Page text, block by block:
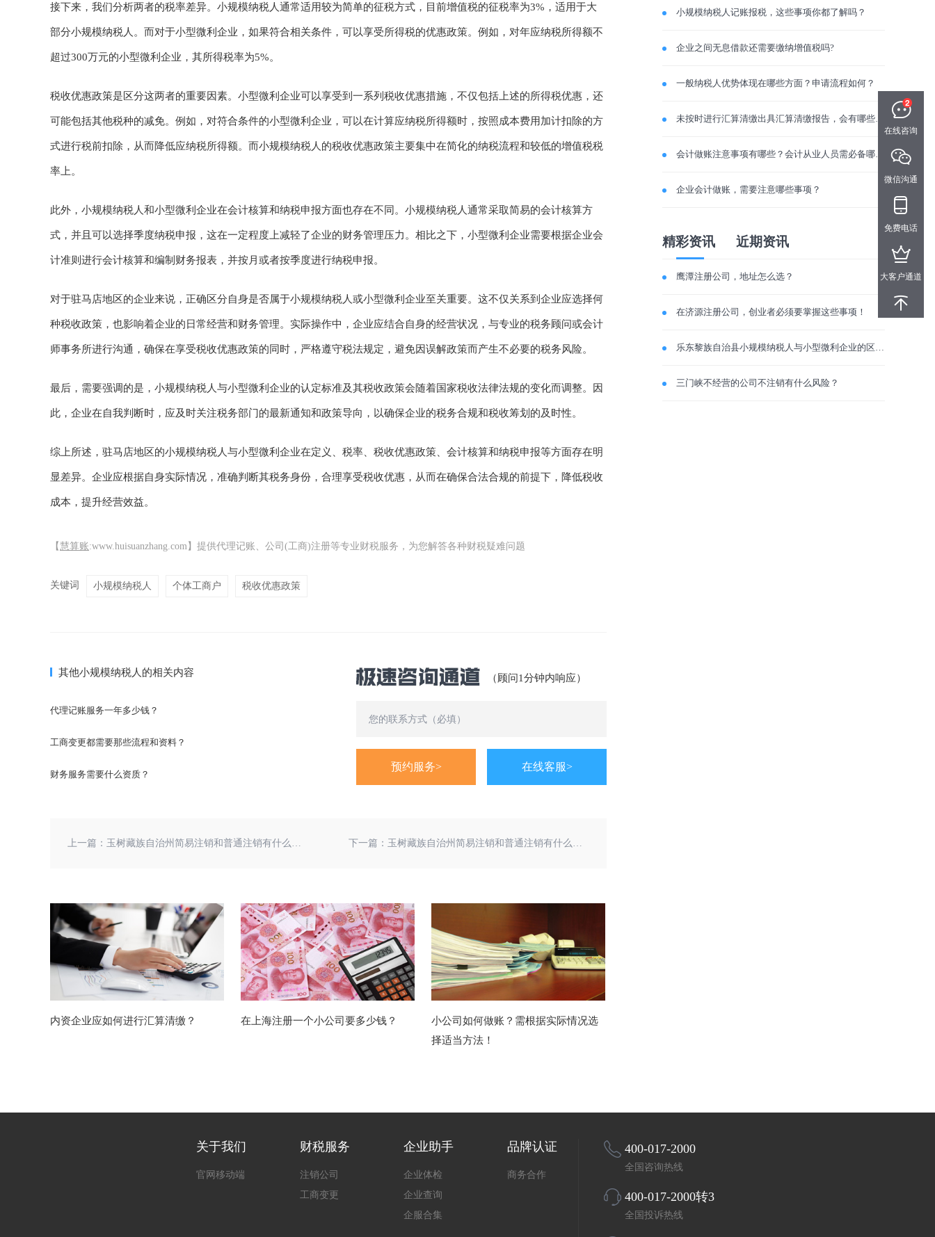
接下来，我们分析两者的税率差异。小规模纳税人通常适用较为简单的征税方式，目前增值税的征税率为3%，适用于大
部分小规模纳税人。而对于小型微利企业，如果符合相关条件，可以享受所得税的优惠政策。例如，对年应纳税所得额不
超过300万元的小型微利企业，其所得税率为5%。
税收优惠政策是区分这两者的重要因素。小型微利企业可以享受到一系列税收优惠措施，不仅包括上述的所得税优惠，还
可能包括其他税种的减免。例如，对符合条件的小型微利企业，可以在计算应纳税所得额时，按照成本费用加计扣除的方
式进行税前扣除，从而降低应纳税所得额。而小规模纳税人的税收优惠政策主要集中在简化的纳税流程和较低的增值税税
率上。
此外，小规模纳税人和小型微利企业在会计核算和纳税申报方面也存在不同。小规模纳税人通常采取简易的会计核算方
式，并且可以选择季度纳税申报，这在一定程度上减轻了企业的财务管理压力。相比之下，小型微利企业需要根据企业会
计准则进行会计核算和编制财务报表，并按月或者按季度进行纳税申报。
对于驻马店地区的企业来说，正确区分自身是否属于小规模纳税人或小型微利企业至关重要。这不仅关系到企业应选择何
种税收政策，也影响着企业的日常经营和财务管理。实际操作中，企业应结合自身的经营状况，与专业的税务顾问或会计
师事务所进行沟通，确保在享受税收优惠政策的同时，严格遵守税法规定，避免因误解政策而产生不必要的税务风险。
最后，需要强调的是，小规模纳税人与小型微利企业的认定标准及其税收政策会随着国家税收法律法规的变化而调整。因
此，企业在自我判断时，应及时关注税务部门的最新通知和政策导向，以确保企业的税务合规和税收筹划的及时性。
综上所述，驻马店地区的小规模纳税人与小型微利企业在定义、税率、税收优惠政策、会计核算和纳税申报等方面存在明
显差异。企业应根据自身实际情况，准确判断其税务身份，合理享受税收优惠，从而在确保合法合规的前提下，降低税收
成本，提升经营效益。
【 慧算账:www.huisuanzhang.com】提供代理记账、公司(工商)注册等专业财税服务，为您解答各种财税疑难问题
关键词 小规模纳税人 个体工商户 税收优惠政策
其他小规模纳税人的相关内容
代理记账服务一年多少钱？
工商变更都需要那些流程和资料？
财务服务需要什么资质？
（顾问1分钟内响应）
预约服务> 在线客服>
上一篇： 下一篇：
内资企业应如何进行汇算清缴？ 在上海注册一个小公司要多少钱？
小公司如何做账？需根据实际情况选
择适当方法！
小规模纳税人记账报税，这些事项你都了解吗？
企业之间无息借款还需要缴纳增值税吗?
一般纳税人优势体现在哪些方面？申请流程如何？
未按时进行汇算清缴出具汇算清缴报告，会有哪些后果？
会计做账注意事项有哪些？会计从业人员需必备哪些素质？
企业会计做账，需要注意哪些事项？
精彩资讯 近期资讯
鹰潭注册公司，地址怎么选？
在济源注册公司，创业者必须要掌握这些事项！
乐东黎族自治县小规模纳税人与小型微利企业的区别？
三门峡不经营的公司不注销有什么风险？
在线咨询
微信沟通
免费电话
大客户通道
关于我们
官网移动端
财税服务
注销公司
工商变更
企业助手
企业体检
企业查询
企服合集
品牌认证
商务合作
400-017-2000
全国咨询热线
400-017-2000转3
全国投诉热线